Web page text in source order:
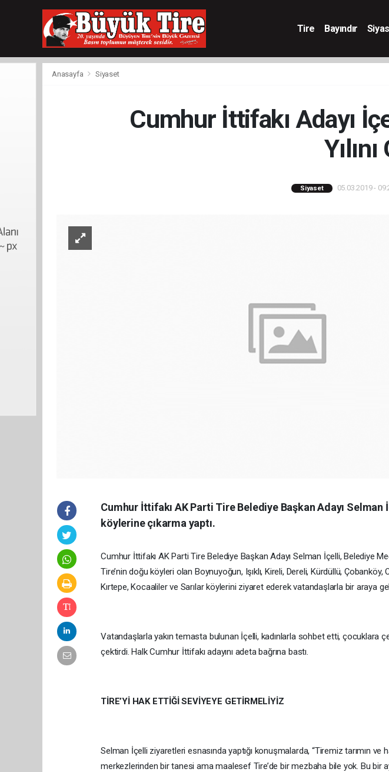
Tire Bayındır
Anasayfa Siyaset
Cumhur İttifakı Adayı
Siyaset 05.03.2019 -
Cumhur İttifakı AK Parti Tire Belediye Başkan Adayı Selman
köylerine çıkarma yaptı.
Cumhur İttifakı AK Parti Tire Belediye Başkan Adayı Selman İçelli, Belediye
Tire’nin doğu köyleri olan Boynuyoğun, Işıklı, Kireli, Dereli, Kürdüllü, Çobanköy,
Kırtepe, Kocaaliler ve Sarılar köylerini ziyaret ederek vatandaşlarla bir araya
Vatandaşlarla yakın temasta bulunan İçelli, kadınlarla sohbet etti, çocuklara
çektirdi. Halk Cumhur İttifakı adayını adeta bağrına bastı.
TİRE’Yİ HAK ETTİĞİ SEVİYEYE GETİRMELİYİZ
Selman İçelli ziyaretleri esnasında yaptığı konuşmalarda, “Tiremiz tarımın ve
merkezlerinden bir tanesi ama maalesef Tire’de bir mezbaha bile yok. Bu bir